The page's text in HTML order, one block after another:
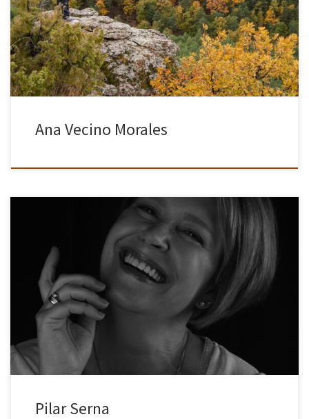
primera cámara que recuerdo como mía era una Hanimex Mini de
bolsillo, con flash de cubo que se cargaba apretándola de […]
Ana Vecino Morales
Fui profesora de estenotipia y después estudié Ciencias Políticas.
Toda mi carrera profesional, durante más de 20 años, ha sido en
oficina, aunque siempre me llamó más, todo lo creativo, […]
Pilar Serna